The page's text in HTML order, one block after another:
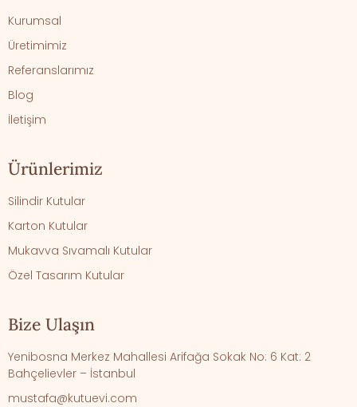
Kurumsal
Üretimimiz
Referanslarımız
Blog
İletişim
Ürünlerimiz
Silindir Kutular
Karton Kutular
Mukavva Sıvamalı Kutular
Özel Tasarım Kutular
Bize Ulaşın
Yenibosna Merkez Mahallesi Arifağa Sokak No: 6 Kat: 2
Bahçelievler – İstanbul
mustafa@kutuevi.com